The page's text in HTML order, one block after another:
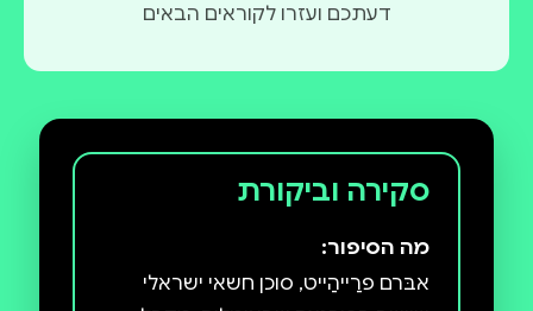
דעתכם ועזרו לקוראים הבאים
סקירה וביקורת
מה הסיפור:
אבּרם פרַייהַייט, סוכן חשאי ישראלי